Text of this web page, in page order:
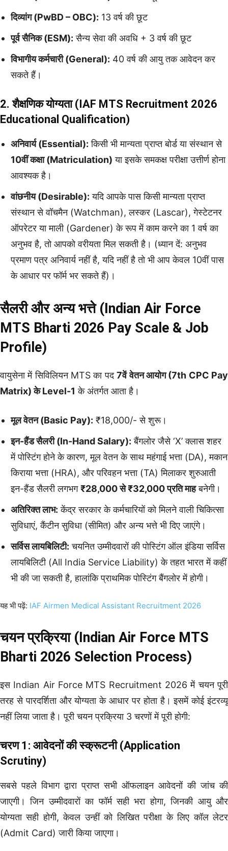
दिव्यांग (PwBD – OBC): 13 वर्ष की छूट
पूर्व सैनिक (ESM): सैन्य सेवा की अवधि + 3 वर्ष की छूट
विभागीय कर्मचारी (General): 40 वर्ष की आयु तक आवेदन कर
सकते हैं।
2. शैक्षणिक योग्यता (IAF MTS Recruitment 2026
Educational Qualification)
अनिवार्य (Essential): किसी भी मान्यता प्राप्त बोर्ड या संस्थान से
10वीं कक्षा (Matriculation) या इसके समकक्ष परीक्षा उत्तीर्ण होना
आवश्यक है।
वांछनीय (Desirable): यदि आपके पास किसी मान्यता प्राप्त
संस्थान से वॉचमैन (Watchman), लस्कर (Lascar), गेस्टेटनर
ऑपरेटर या माली (Gardener) के रूप में काम करने का 1 वर्ष का
अनुभव है, तो आपको वरीयता मिल सकती है। (ध्यान दें: अनुभव
प्रमाण पत्र अनिवार्य नहीं है, यदि नहीं है तो भी आप केवल 10वीं पास
के आधार पर फॉर्म भर सकते हैं)।
सैलरी और अन्य भत्ते (Indian Air Force
MTS Bharti 2026 Pay Scale & Job
Profile)
वायुसेना में सिविलियन MTS का पद7वें वेतन आयोग (7th CPC Pay
Matrix) के Level-1 के अंतर्गत आता है।
मूल वेतन (Basic Pay): ₹18,000/- से शुरू।
इन-हैंड सैलरी (In-Hand Salary): बैंगलोर जैसे ‘X’ क्लास शहर
में पोस्टिंग होने के कारण, मूल वेतन के साथ महंगाई भत्ता (DA), मकान
किराया भत्ता (HRA), और परिवहन भत्ता (TA) मिलाकर शुरुआती
इन-हैंड सैलरी लगभग₹28,000 से ₹32,000 प्रति माहबनेगी।
अतिरिक्त लाभ: केंद्र सरकार के कर्मचारियों को मिलने वाली चिकित्सा
सुविधाएं, कैंटीन सुविधा (सीमित) और अन्य भत्ते भी दिए जाएंगे।
सर्विस लायबिलिटी: चयनित उम्मीदवारों की पोस्टिंग ऑल इंडिया सर्विस
लायबिलिटी (All India Service Liability) के तहत भारत में कहीं
भी की जा सकती है, हालांकि प्राथमिक पोस्टिंग बैंगलोर में होगी।
यह भी पढ़ें: IAF Airmen Medical Assistant Recruitment 2026
चयन प्रक्रिया (Indian Air Force MTS
Bharti 2026 Selection Process)
इस Indian Air Force MTS Recruitment 2026 में चयन पूरी
तरह से पारदर्शिता और योग्यता के आधार पर होता है। इसमें कोई इंटरव्यू
नहीं लिया जाता है। पूरी चयन प्रक्रिया 3 चरणों में पूरी होगी:
चरण 1: आवेदनों की स्क्रूटनी (Application
Scrutiny)
सबसे पहले विभाग द्वारा प्राप्त सभी ऑफलाइन आवेदनों की जांच की
जाएगी। जिन उम्मीदवारों का फॉर्म सही भरा होगा, जिनकी आयु और
योग्यता सही होगी, केवल उन्हीं को लिखित परीक्षा के लिए कॉल लेटर
(Admit Card) जारी किया जाएगा।